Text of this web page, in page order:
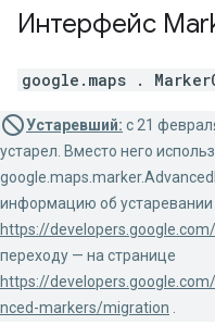
Интерфейс
google.maps .
Устаревший: с 21
устарел. Вместо него
информацию об устаревании
https://
переходу — на странице
https://
nced-markers/migration